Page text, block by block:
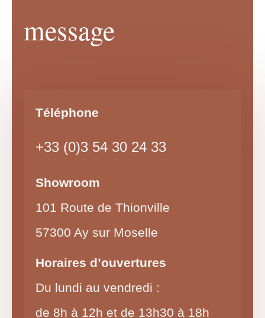
message
Téléphone
+33 (0)3 54 30 24 33
Showroom
101 Route de Thionville
57300 Ay sur Moselle
Horaires d’ouvertures
Du lundi au vendredi :
de 8h à 12h et de 13h30 à 18h